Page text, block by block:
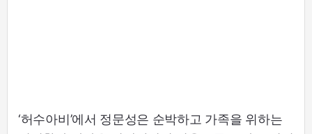
‘허수아비’에서 정문성은 순박하고 가족을 위하는